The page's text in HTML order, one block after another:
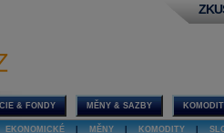
& FONDY MĚNY & SAZBY
EKONOMICKÉ MĚNY KOMODITY